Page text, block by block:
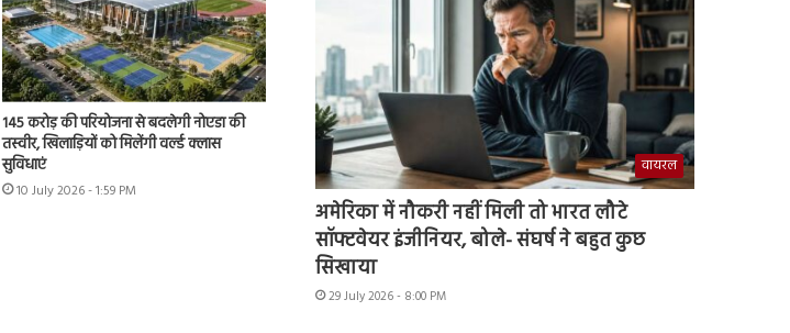
145 करोड़ की परियोजना से बदलेगी नोएडा की
तस्वीर, खिलाड़ियों को मिलेंगी वर्ल्ड क्लास
सुविधाएं
10 July 2026 - 1:59 PM
वायरल
अमेरिका में नौकरी नहीं मिली तो भारत लौटे
सॉफ्टवेयर इंजीनियर, बोले- संघर्ष ने बहुत कुछ
सिखाया
29 July 2026 - 8:00 PM